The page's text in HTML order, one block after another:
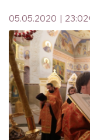
05.05.2020 | 23:02